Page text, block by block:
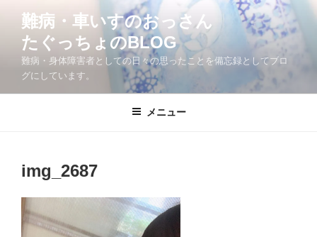
へ
難病・車いすのおっさん
たぐっちょのBLOG
難病・身体障害者としての日々の思ったことを備忘録としてブロ
グにしています。
メニュー
img_2687